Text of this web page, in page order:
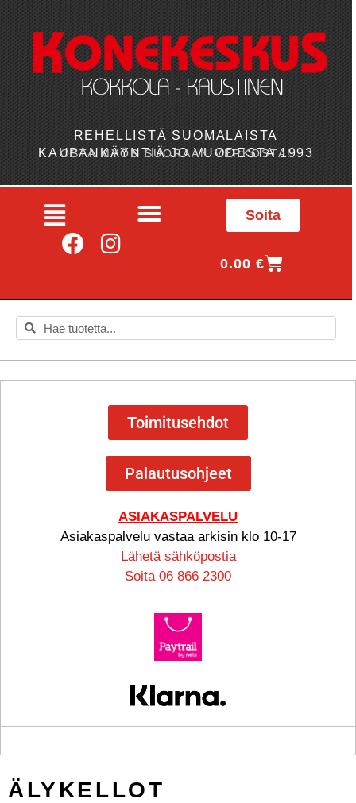
REHELLISTÄ SUOMALAISTA
KAUPANKÄYNTIÄ JO VUODESTA 1993
OSTA MYÖS SUORAAN VERKOSTA!
Soita
0.00€
Toimitusehdot
Palautusohjeet
ASIAKASPALVELU
Asiakaspalvelu vastaa arkisin klo 10-17
Lähetä sähköpostia
Soita 06 866 2300
ÄLYKELLOT